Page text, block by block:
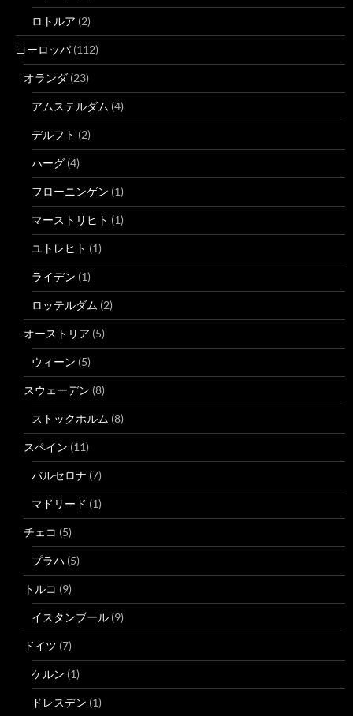
ロトルア (2)
ヨーロッパ (112)
オランダ (23)
アムステルダム (4)
デルフト (2)
ハーグ (4)
フローニンゲン (1)
マーストリヒト (1)
ユトレヒト (1)
ライデン (1)
ロッテルダム (2)
オーストリア (5)
ウィーン (5)
スウェーデン (8)
ストックホルム (8)
スペイン (11)
バルセロナ (7)
マドリード (1)
チェコ (5)
プラハ (5)
トルコ (9)
イスタンブール (9)
ドイツ (7)
ケルン (1)
ドレスデン (1)